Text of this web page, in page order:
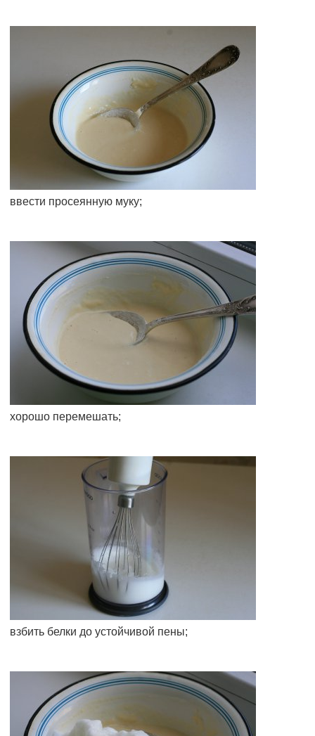
ввести просеянную муку;
хорошо перемешать;
взбить белки до устойчивой пены;